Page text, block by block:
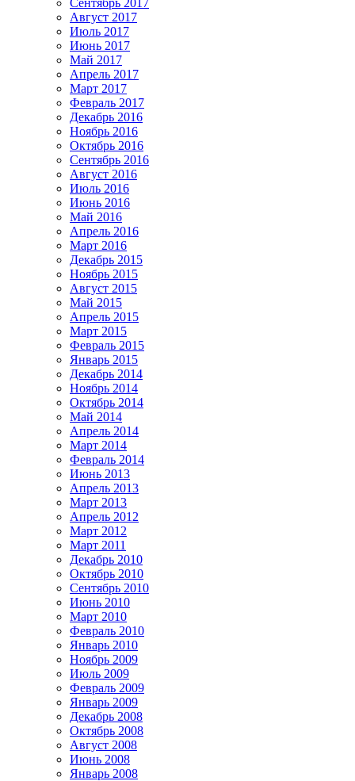
Август 2017
Июль 2017
Июнь 2017
Май 2017
Апрель 2017
Март 2017
Февраль 2017
Декабрь 2016
Ноябрь 2016
Октябрь 2016
Сентябрь 2016
Август 2016
Июль 2016
Июнь 2016
Май 2016
Апрель 2016
Март 2016
Декабрь 2015
Ноябрь 2015
Август 2015
Май 2015
Апрель 2015
Март 2015
Февраль 2015
Январь 2015
Декабрь 2014
Ноябрь 2014
Октябрь 2014
Май 2014
Апрель 2014
Март 2014
Февраль 2014
Июнь 2013
Апрель 2013
Март 2013
Апрель 2012
Март 2012
Март 2011
Декабрь 2010
Октябрь 2010
Сентябрь 2010
Июнь 2010
Март 2010
Февраль 2010
Январь 2010
Ноябрь 2009
Июль 2009
Февраль 2009
Январь 2009
Декабрь 2008
Октябрь 2008
Август 2008
Июнь 2008
Январь 2008